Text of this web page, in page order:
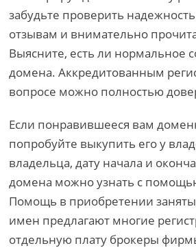
забудьте проверить
отзывам и внимательно
Выясните, есть ли нормальное
домена. Аккредитованным
вопросе можно полностью
Если понравившееся вам
попробуйте выкупить его у
владельца, дату начала и
домена можно узнать с
Помощь в приобретении
имен предлагают многие
отдельную плату брокеры